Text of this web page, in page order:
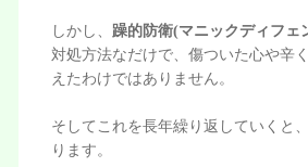
しかし、 躁的防衛(マニックディフェ
対処方法なだけで、傷ついた心や辛
えたわけではありません。
そしてこれを長年繰り返していくと
ります。